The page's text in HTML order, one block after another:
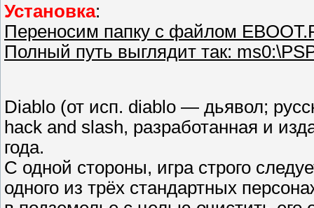
Установка:
Переносим папку с файлом
Полный путь выглядит так:
Diablo (от исп. diablo — дьявол;
hack and slash, разработанная и
года.
С одной стороны, игра строго
одного из трёх стандартных